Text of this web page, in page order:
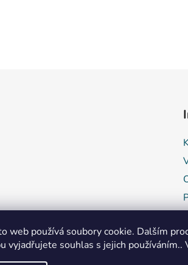
web používá soubory cookie. Dalším
vyjadřujete souhlas s jejich používáním..